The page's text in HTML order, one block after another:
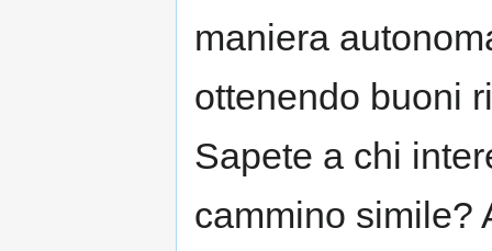
maniera
ottenendo buoni
Sapete a chi
cammino simile?